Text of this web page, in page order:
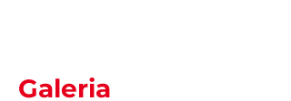
Galeria